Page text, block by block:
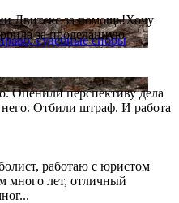
судебные споры
Двитекс за помощь!Хочу
за проделанную
Оценили перспективу дела
него. Отбили штраф. И работа
работаю с юристом
много лет, отличный